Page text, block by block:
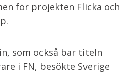
för projekten Flicka och
som också bar titeln
i FN, besökte Sverige